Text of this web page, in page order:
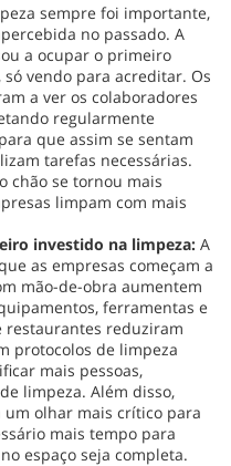
sempre foi importante,
no passado. A
a ocupar o primeiro
vendo para acreditar. Os
a ver os colaboradores
regularmente
que assim se sentam
tarefas necessárias.
chão se tornou mais
limpam com mais
investido na limpeza: A
as empresas começam a
mão-de-obra aumentem
ferramentas e
reduziram
protocolos de limpeza
mais pessoas,
limpeza. Além disso,
um olhar mais crítico para
mais tempo para
espaço seja completa.